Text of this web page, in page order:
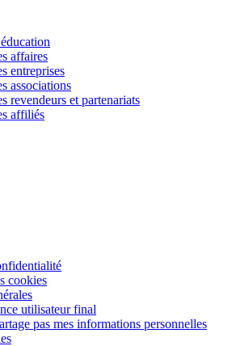
affaires
entreprises
associations
revendeurs et partenariats
affiliés
cookies
utilisateur final
pas mes informations personnelles